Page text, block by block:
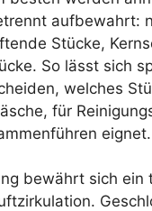
aufbewahrt:
Stücke,
So lässt sich
welches
für
eignet.
bewährt sich ein